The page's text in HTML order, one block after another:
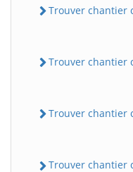
Trouver chantier
Trouver chantier
Trouver chantier
Trouver chantier